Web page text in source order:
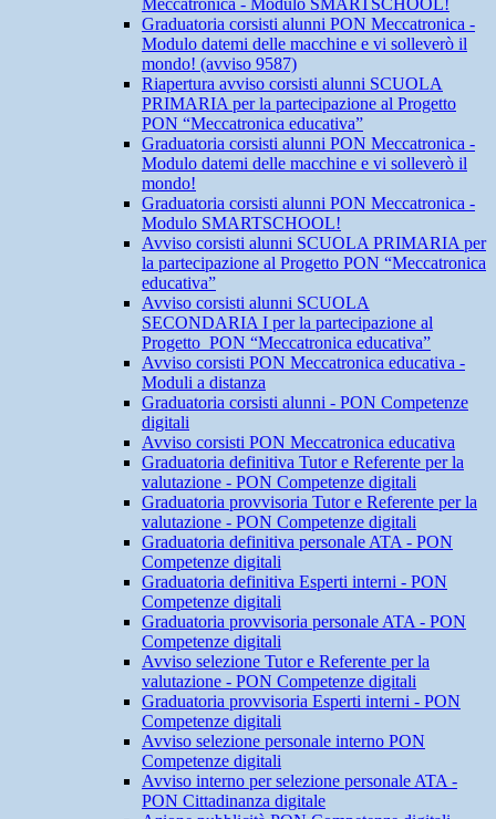
Meccatronica - Modulo SMARTSCHOOL!
Graduatoria corsisti alunni PON Meccatronica -
Modulo datemi delle macchine e vi solleverò il
mondo! (avviso 9587)
Riapertura avviso corsisti alunni SCUOLA
PRIMARIA per la partecipazione al Progetto
PON “Meccatronica educativa”
Graduatoria corsisti alunni PON Meccatronica -
Modulo datemi delle macchine e vi solleverò il
mondo!
Graduatoria corsisti alunni PON Meccatronica -
Modulo SMARTSCHOOL!
Avviso corsisti alunni SCUOLA PRIMARIA per
la partecipazione al Progetto PON “Meccatronica
educativa”
Avviso corsisti alunni SCUOLA
SECONDARIA I per la partecipazione al
Progetto PON “Meccatronica educativa”
Avviso corsisti PON Meccatronica educativa -
Moduli a distanza
Graduatoria corsisti alunni - PON Competenze
digitali
Avviso corsisti PON Meccatronica educativa
Graduatoria definitiva Tutor e Referente per la
valutazione - PON Competenze digitali
Graduatoria provvisoria Tutor e Referente per la
valutazione - PON Competenze digitali
Graduatoria definitiva personale ATA - PON
Competenze digitali
Graduatoria definitiva Esperti interni - PON
Competenze digitali
Graduatoria provvisoria personale ATA - PON
Competenze digitali
Avviso selezione Tutor e Referente per la
valutazione - PON Competenze digitali
Graduatoria provvisoria Esperti interni - PON
Competenze digitali
Avviso selezione personale interno PON
Competenze digitali
Avviso interno per selezione personale ATA -
PON Cittadinanza digitale